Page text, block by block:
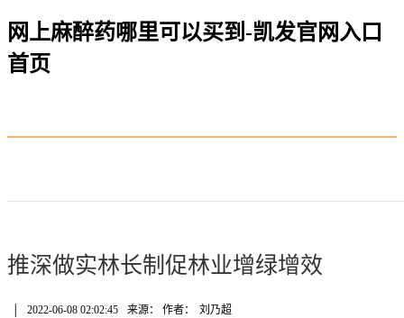
网上麻醉药哪里可以买到-凯发官网入口
首页
推深做实林长制促林业增绿增效
2022-06-08 02:02:45 来源： 作者： 刘乃超